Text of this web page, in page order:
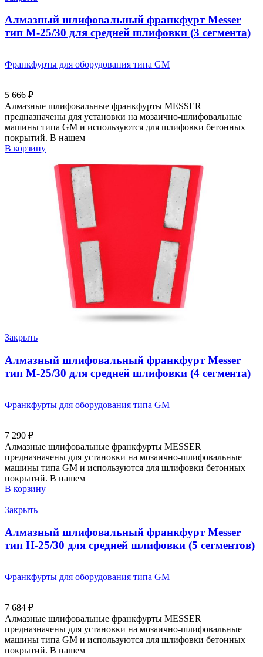
Алмазный шлифовальный франкфурт Messer
тип M-25/30 для средней шлифовки (3 сегмента)
Франкфурты для оборудования типа GM
5 666 ₽
Алмазные шлифовальные франкфурты MESSER
предназначены для установки на мозаично-шлифовальные
машины типа GM и используются для шлифовки бетонных
покрытий. В нашем
В корзину
Закрыть
Алмазный шлифовальный франкфурт Messer
тип M-25/30 для средней шлифовки (4 сегмента)
Франкфурты для оборудования типа GM
7 290 ₽
Алмазные шлифовальные франкфурты MESSER
предназначены для установки на мозаично-шлифовальные
машины типа GM и используются для шлифовки бетонных
покрытий. В нашем
В корзину
Закрыть
Алмазный шлифовальный франкфурт Messer
тип H-25/30 для средней шлифовки (5 сегментов)
Франкфурты для оборудования типа GM
7 684 ₽
Алмазные шлифовальные франкфурты MESSER
предназначены для установки на мозаично-шлифовальные
машины типа GM и используются для шлифовки бетонных
покрытий. В нашем